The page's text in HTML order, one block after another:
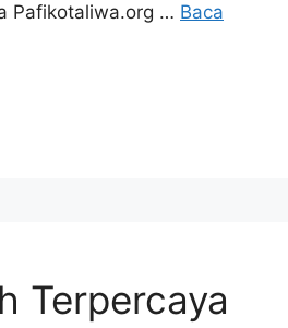
Pafikotaliwa.org … Baca
Terpercaya